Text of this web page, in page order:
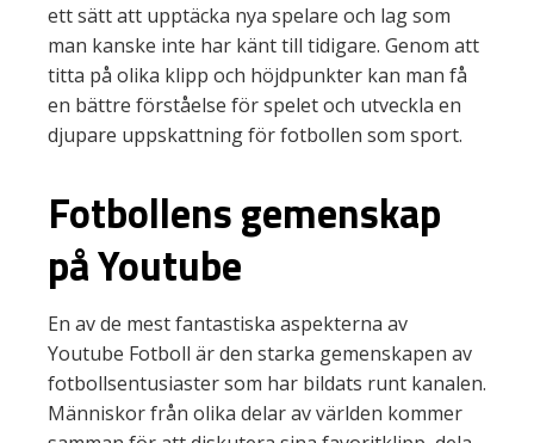
ett sätt att upptäcka nya spelare och lag som
man kanske inte har känt till tidigare. Genom att
titta på olika klipp och höjdpunkter kan man få
en bättre förståelse för spelet och utveckla en
djupare uppskattning för fotbollen som sport.
Fotbollens gemenskap
på Youtube
En av de mest fantastiska aspekterna av
Youtube Fotboll är den starka gemenskapen av
fotbollsentusiaster som har bildats runt kanalen.
Människor från olika delar av världen kommer